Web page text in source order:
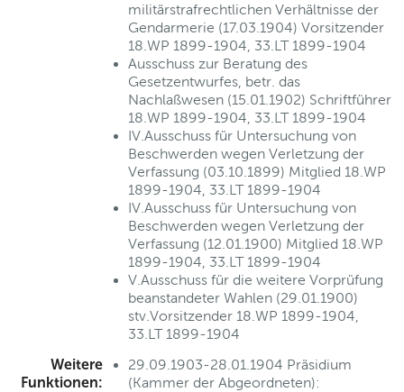
militärstrafrechtlichen Verhältnisse der
Gendarmerie (17.03.1904) Vorsitzender
18.WP 1899-1904, 33.LT 1899-1904
Ausschuss zur Beratung des
Gesetzentwurfes, betr. das
Nachlaßwesen (15.01.1902) Schriftführer
18.WP 1899-1904, 33.LT 1899-1904
IV.Ausschuss für Untersuchung von
Beschwerden wegen Verletzung der
Verfassung (03.10.1899) Mitglied 18.WP
1899-1904, 33.LT 1899-1904
IV.Ausschuss für Untersuchung von
Beschwerden wegen Verletzung der
Verfassung (12.01.1900) Mitglied 18.WP
1899-1904, 33.LT 1899-1904
V.Ausschuss für die weitere Vorprüfung
beanstandeter Wahlen (29.01.1900)
stv.Vorsitzender 18.WP 1899-1904,
33.LT 1899-1904
Weitere
Funktionen:
29.09.1903-28.01.1904 Präsidium
(Kammer der Abgeordneten):